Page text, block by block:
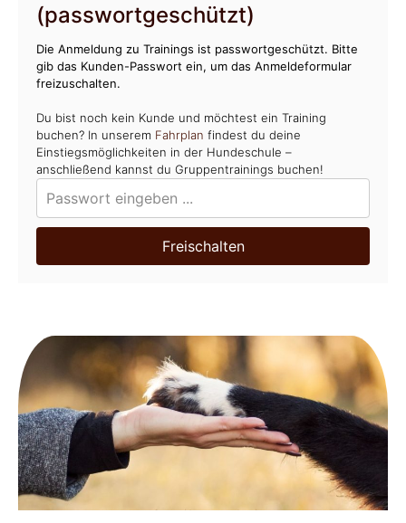
(passwortgeschützt)
Die Anmeldung zu Trainings ist passwortgeschützt. Bitte
gib das Kunden-Passwort ein, um das Anmeldeformular
freizuschalten.
Du bist noch kein Kunde und möchtest ein Training
buchen? In unserem Fahrplan findest du deine
Einstiegsmöglichkeiten in der Hundeschule –
anschließend kannst du Gruppentrainings buchen!
Freischalten